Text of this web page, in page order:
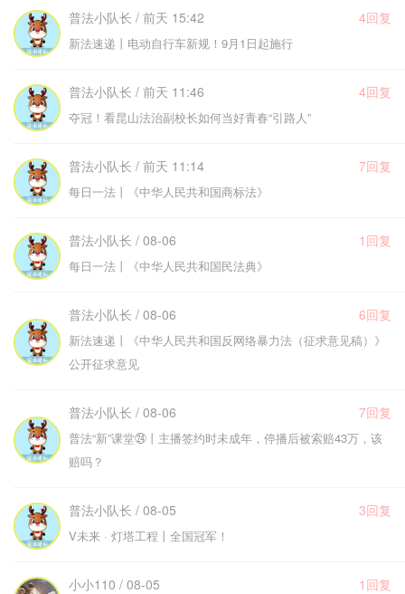
普法小队长 / 前天 15:42 4回复
新法速递丨电动自行车新规！9月1日起施行
普法小队长 / 前天 11:46 4回复
夺冠！看昆山法治副校长如何当好青春“引路人”
普法小队长 / 前天 11:14 7回复
每日一法丨《中华人民共和国商标法》
普法小队长 / 08-06 1回复
每日一法丨《中华人民共和国民法典》
普法小队长 / 08-06 6回复
新法速递丨《中华人民共和国反网络暴力法（征求意见稿）》
公开征求意见
普法小队长 / 08-06 7回复
普法“新”课堂㉔丨主播签约时未成年，停播后被索赔43万，该
赔吗？
普法小队长 / 08-05 3回复
V未来 · 灯塔工程丨全国冠军！
小小110 / 08-05 1回复